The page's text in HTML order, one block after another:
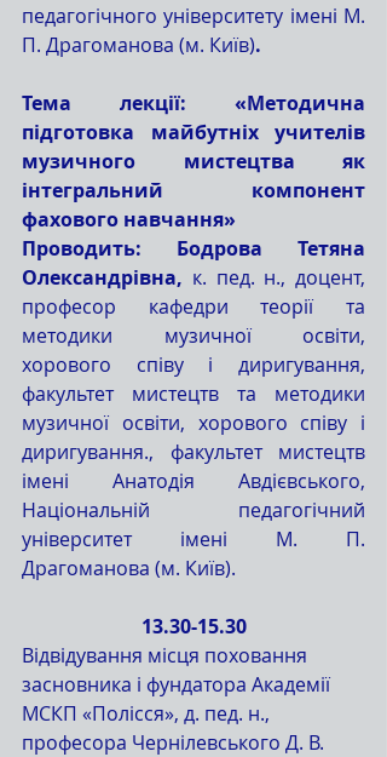
педагогічного університету імені М.
П. Драгоманова (м. Київ).
Тема лекції: «Методична
підготовка майбутніх учителів
музичного мистецтва як
інтегральний компонент
фахового навчання»
Проводить: Бодрова Тетяна
Олександрівна, к. пед. н., доцент,
професор кафедри теорії та
методики музичної освіти,
хорового співу і диригування,
факультет мистецтв та методики
музичної освіти, хорового співу і
диригування., факультет мистецтв
імені Анатодія Авдієвського,
Національній педагогічний
університет імені М. П.
Драгоманова (м. Київ).
13.30-15.30
Відвідування місця поховання
засновника і фундатора Академії
МСКП «Полісся», д. пед. н.,
професора Чернілевського Д. В.